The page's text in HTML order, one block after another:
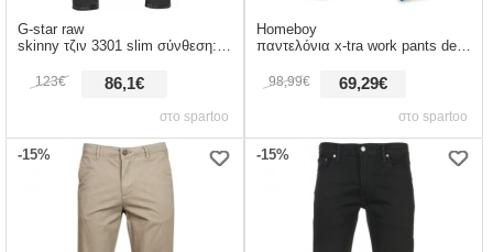
στο spartoo
G-star raw
skinny τζιν 3301 slim σύνθεση: βαμβάκι,spandex
86,1€
123€
στο spartoo
Homeboy
παντελόνια x-tra work pants denim |
69,29€
98,99€
-15% -15%